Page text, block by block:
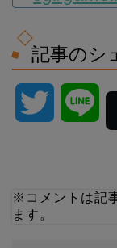
記事のシ
※コメントは記
ます。